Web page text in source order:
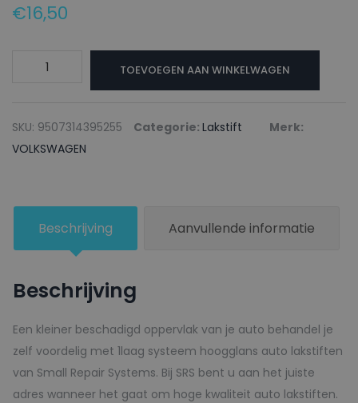
€16,50
VOLKSWAGEN
SIGNALGELB
-
TOEVOEGEN AAN WINKELWAGEN
SKU: 9507314395255 Categorie: Lakstift
Merk:
VOLKSWAGEN
Beschrijving Aanvullende informatie
Beschrijving
Een kleiner beschadigd oppervlak van je auto behandel je
zelf voordelig met 1laag systeem hoogglans auto lakstiften
van Small Repair Systems. Bij SRS bent u aan het juiste
adres wanneer het gaat om hoge kwaliteit auto lakstiften.